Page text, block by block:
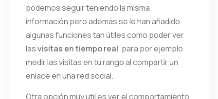
podemos seguir teniendo la misma
información pero además se le han añadido
algunas funciones tan útiles como poder ver
lasvisitas en tiempo real, para por ejemplo
medir las visitas en tu rango al compartir un
enlace en una red social.
Otra opción muy util es ver el comportamiento